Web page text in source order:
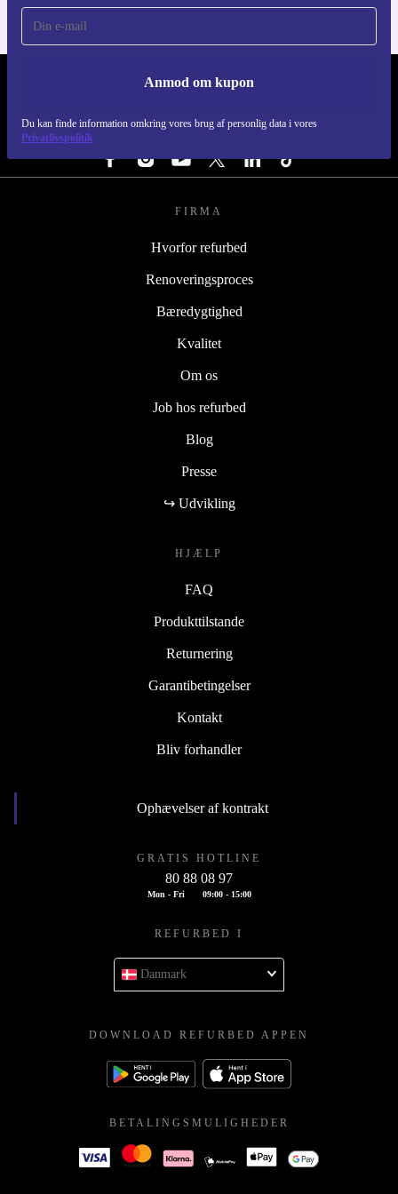
Anmod om kupon
Du kan finde information omkring vores brug af personlig data i vores
Privatlivspolitik
REFURBED DANMARK - RETHINK NEW.
FØLG OS
FIRMA
Hvorfor refurbed
Renoveringsproces
Bæredygtighed
Kvalitet
Om os
Job hos refurbed
Blog
Presse
↪ Udvikling
HJÆLP
FAQ
Produkttilstande
Returnering
Garantibetingelser
Kontakt
Bliv forhandler
Ophævelser af kontrakt
GRATIS HOTLINE
80 88 08 97
Mon - Fri 09:00 - 15:00
REFURBED I
Danmark
DOWNLOAD REFURBED APPEN
BETALINGSMULIGHEDER